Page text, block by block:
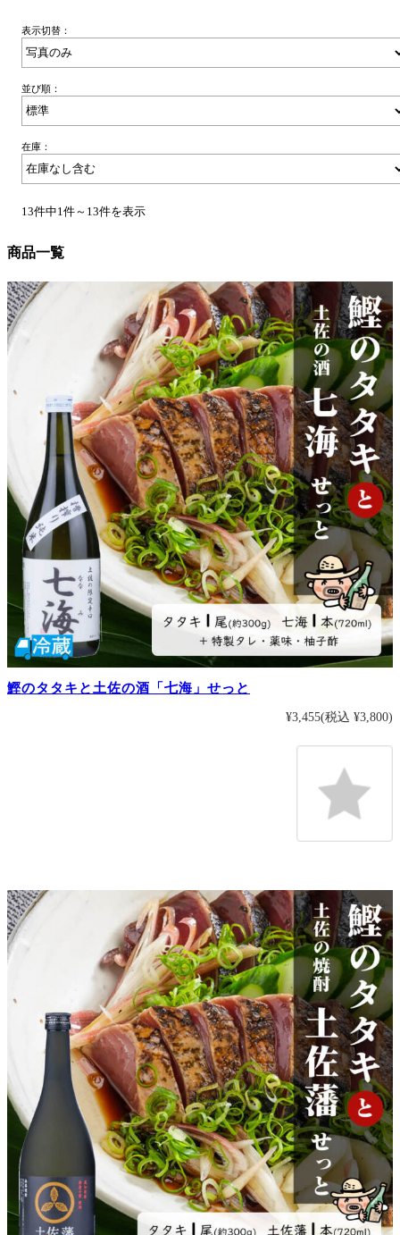
表示切替：
並び順：
在庫：
13件中1件～13件を表示
商品一覧
鰹のタタキと土佐の酒「七海」せっと
¥3,455(税込 ¥3,800)